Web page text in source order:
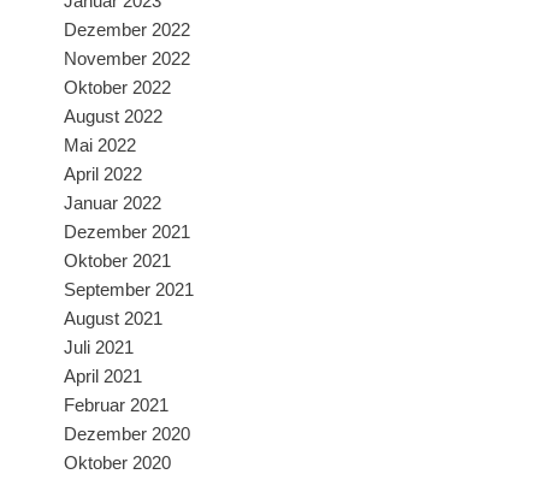
Dezember 2022
November 2022
Oktober 2022
August 2022
Mai 2022
April 2022
Januar 2022
Dezember 2021
Oktober 2021
September 2021
August 2021
Juli 2021
April 2021
Februar 2021
Dezember 2020
Oktober 2020